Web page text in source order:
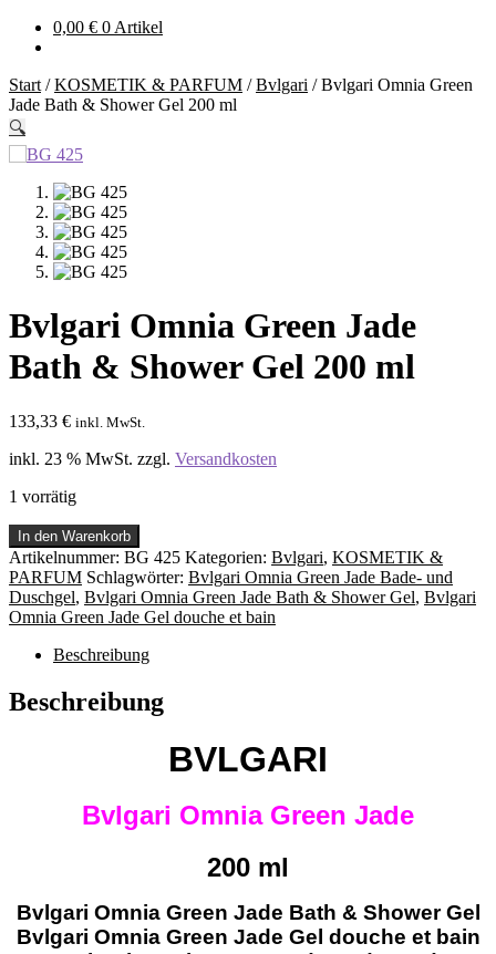
0,00 € 0 Artikel
Start /KOSMETIK & PARFUM /Bvlgari /Bvlgari Omnia Green
Jade Bath & Shower Gel 200 ml
🔍
Bvlgari Omnia Green Jade
Bath & Shower Gel 200 ml
133,33 € inkl. MwSt.
inkl. 23 % MwSt. zzgl. Versandkosten
1 vorrätig
Bvlgari
Omnia
Green
Jade
Bath
Shower
200
ml
In den Warenkorb
Artikelnummer: BG 425 Kategorien: Bvlgari, KOSMETIK &
PARFUM Schlagwörter: Bvlgari Omnia Green Jade Bade- und
Duschgel, Bvlgari Omnia Green Jade Bath & Shower Gel, Bvlgari
Omnia Green Jade Gel douche et bain
Beschreibung
Beschreibung
BVLGARI
Bvlgari Omnia Green Jade
200 ml
Bvlgari Omnia Green Jade Bath & Shower Gel
Bvlgari Omnia Green Jade Gel douche et bain